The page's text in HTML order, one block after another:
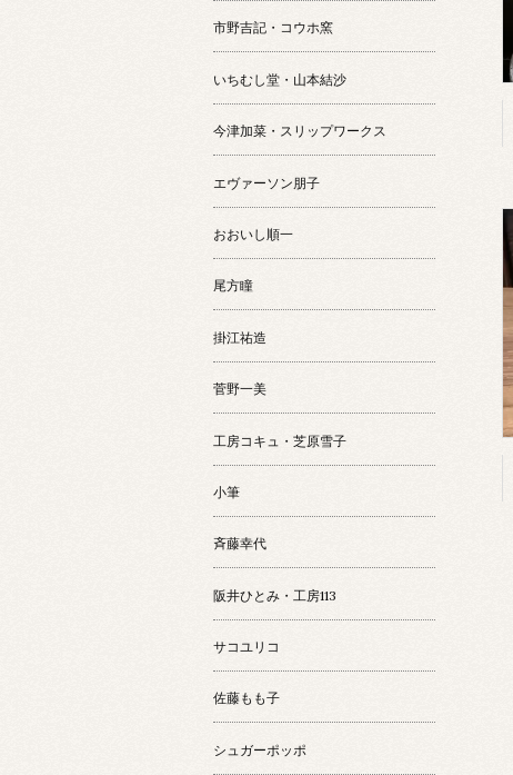
市野吉記・コウホ窯
いちむし堂・山本結沙
今津加菜・スリップワークス
エヴァーソン朋子
おおいし順一
尾方瞳
掛江祐造
菅野一美
工房コキュ・芝原雪子
小筆
斉藤幸代
阪井ひとみ・工房113
サコユリコ
佐藤もも子
シュガーポッポ